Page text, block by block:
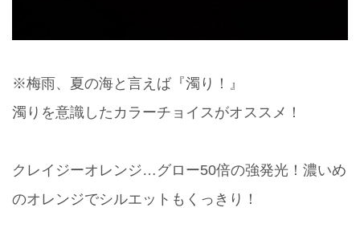
※梅雨、夏の海と言えば『濁り！』
濁りを意識したカラーチョイスがオススメ！
クレイジーオレンジ…グロー50倍の強発光！濃いめ
のオレンジでシルエットもくっきり！